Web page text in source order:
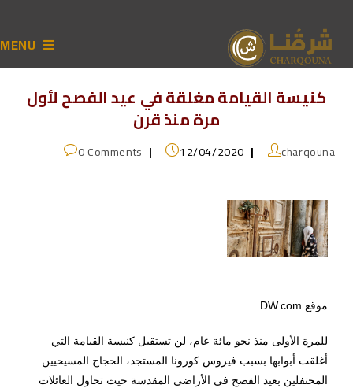
MENU
كنيسة القيامة مغلقة في عيد الفصح لأول
مرة منذ قرن
charqouna
12/04/2020
0 Comments
موقع DW.com
للمرة الأولى منذ نحو مائة عام، لن تستقبل كنيسة القيامة التي
أغلقت أبوابها بسبب فيروس كورونا المستجد، الحجاج المسيحيين
المحتفلين بعيد الفصح في الأراضي المقدسة حيث تحاول العائلات